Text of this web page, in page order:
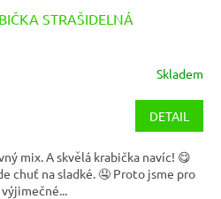
STRAŠIDELNÁ
Skladem
DETAIL
mix. A skvělá krabička navíc! 😋
chuť na sladké. 🤤 Proto jsme pro